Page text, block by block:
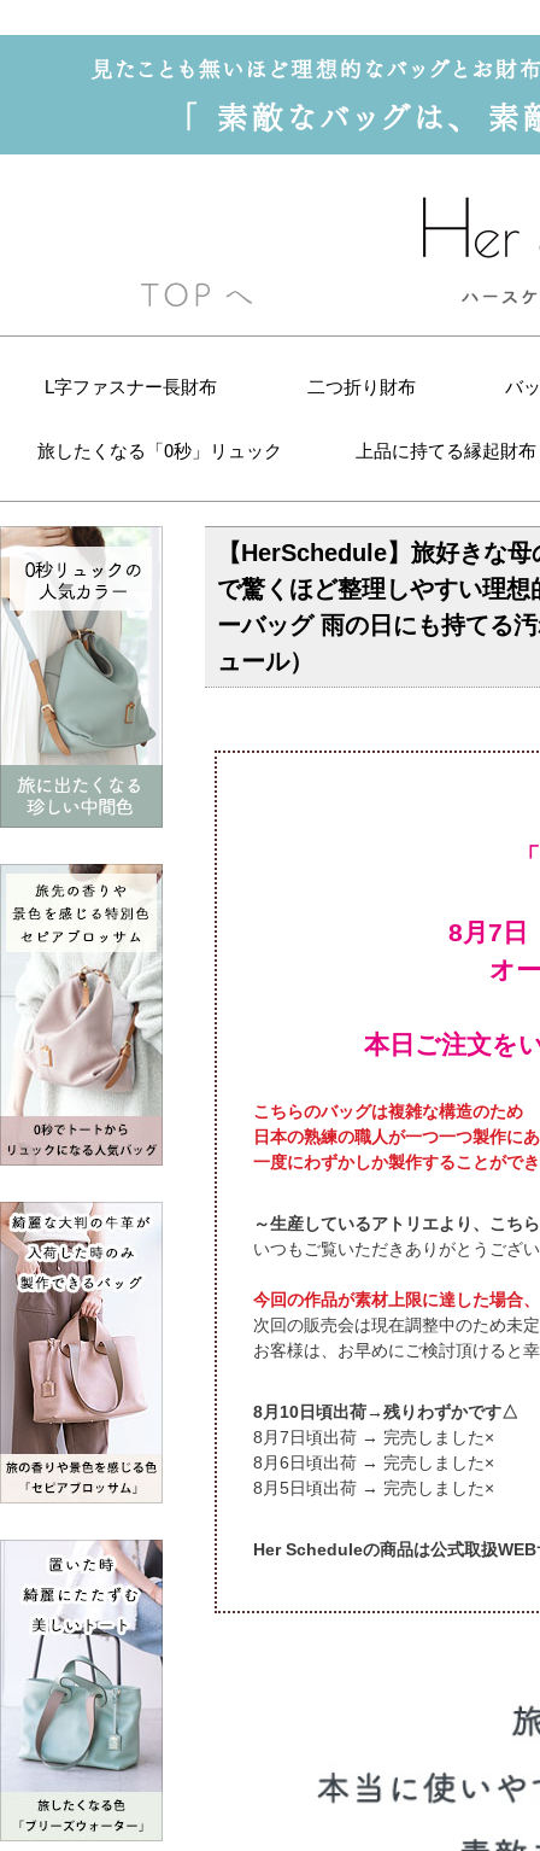
L字ファスナー長財布 二つ折り財布 バ
旅したくなる「0秒」リュック 上品に持てる縁起財布
【HerSchedule】旅好きな
で驚くほど整理しやすい理
ーバッグ 雨の日にも持てる
ュール）
オ
本日ご注文を
こちらのバッグは複雑な構造のため
日本の熟練の職人が一つ一つ製作に
一度にわずかしか製作することがで
～生産しているアトリエより、こち
いつもご覧いただきありがとうござ
今回の作品が素材上限に達した場合
次回の販売会は現在調整中のため未
お客様は、お早めにご検討頂けると
頃出荷→残りわずかです△
頃出荷 → 完売しました×
頃出荷 → 完売しました×
頃出荷 → 完売しました×
Her Scheduleの商品は公式取扱